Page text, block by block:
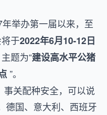
举办第一届以来，至
于2022年6月10-12日
题为“建设高水平公猪
”。
事关配种安全，可以说
德国、意大利、西班牙